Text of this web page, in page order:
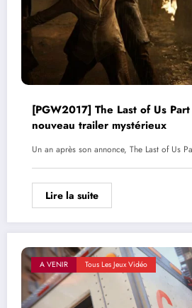
[PGW2017] The Last of Us
nouveau trailer mystérieux
Un an après son annonce, The Last of Us
Lire la suite
A VENIR Tous Les Jeux Vidéo